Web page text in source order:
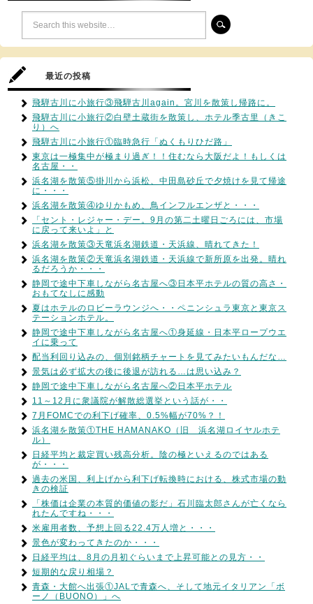
最近の投稿
飛騨古川に小旅行③飛騨古川again。宮川を散策し帰路に。
飛騨古川に小旅行②白壁土蔵街を散策し、ホテル季古里（きこ
り）へ
飛騨古川に小旅行①臨時急行「ぬくもりひだ路」
東京は一極集中が極まり過ぎ！！住むなら大阪だよ！もしくは
名古屋・・
浜名湖を散策⑤掛川から浜松、中田島砂丘で夕焼けを見て帰途
に・・・
浜名湖を散策④ゆりかもめ、鳥インフルエンザと・・・
「セント・レジャー・デー。9月の第二土曜日ごろには、市場
に戻って来いよ」と
浜名湖を散策③天竜浜名湖鉄道・天浜線、晴れてきた！
浜名湖を散策②天竜浜名湖鉄道・天浜線で新所原を出発。晴れ
るだろうか・・・
静岡で途中下車しながら名古屋へ③日本平ホテルの質の高さ・
おもてなしに感動
夏はホテルのロビーラウンジへ・・ペニンシュラ東京と東京ス
テーションホテル。
静岡で途中下車しながら名古屋へ①身延線・日本平ロープウエ
イに乗って
配当利回り込みの、個別銘柄チャートを見てみたいもんだな…
景気は必ず拡大の後に後退が訪れる…は思い込み？
静岡で途中下車しながら名古屋へ②日本平ホテル
11～12月に衆議院が解散総選挙という話が・・
7月FOMCでの利下げ確率、0.5%幅が70%？！
浜名湖を散策①THE HAMANAKO（旧 浜名湖ロイヤルホテ
ル）
日経平均と裁定買い残高分析。陰の極といえるのではある
が・・・
過去の米国、利上げから利下げ転換時における、株式市場の動
きの検証
「株価は企業の本質的価値の影だ」石川臨太郎さんが亡くなら
れたんですね・・・
米雇用者数、予想上回る22.4万人増と・・・
景色が変わってきたのか・・・
日経平均は、8月の月初ぐらいまで上昇可能との見方・・
短期的な戻り相場？
青森・大館へ出張①JALで青森へ、そして地元イタリアン「ボ
ーノ（BUONO）」へ